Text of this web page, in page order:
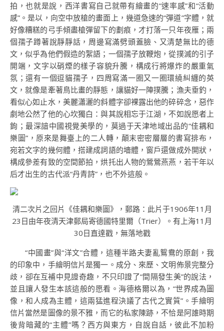
拍，也就是說，西洋書寫自己就帶有繪畫的“速率感”和“活動
感”。是以，向空中放槍的畫面上，幾道急速的“彈道”字體，就
好像糟糕的弓手傾盡槍彈留下的劃痕，才打落一只年夜雁；兩
個孺子蹲著說靜靜話，周邊寫滿劈頭蓋臉、又清楚無比的德
文，似乎為他們假造的絮語；一個孺子放鞭炮，從撲滅的引子
開端，文字以硝煙的樣子容貌升騰，構成行將爆炸的嚴重氣
氛；還有一個逗貓孺子，四周寫滿一圈又一圈環繞糾纏的英
文，就像是牽著鳥比畫的靜態，讓貓好一陣撲騰；漁夫垂釣，
看似心如止水，美麗瀟灑的斜體字卻裸露出他的碎碎念，惡作
劇地公然了他的心坎獨白：與其說相忘于江湖，不如說愿者上
鉤；最深諳中國視覺美學的，莫過于天津地域出品的“佳耦和
樂圖”，原來是舞臺上的二人轉，顛末密密層層的書寫排布，
宛若文字的幾何體，搭建成詞語的墻體，窗戶還做成外開狀，
構成參差有致的空間節拍，烘托出人物的鶯鶯燕燕，若干年以
后才出生的古代派“丹青詩”，也不外這般。
清二次片之回片《佳耦和樂圖》，郵路：此片于1906年11月
23日由年夜清天津郵局寄德國特里爾（Trier）。有上海11月
30日直達戳，無落地戳
“中國畫”與“洋文”合體，這種半路夫妻亂鴛鴦的原創，我
的印象中，手繪明信片是獨一。成分、來歷、文明佈景完整分
歧，卻在互補中見證奇趣，不只印證了“間隔發生美”的說法，
並且讓人發生本該這般的愿看。海德格爾以為，“世界成為圖
像，和人成為主體，這兩猛進程決議了古代之實質”。手繪明
信片當然是圖像的景不雅，而它的私家陳跡，不恰是阿誰時期
後背暗藏的“主體”嗎？西方與東方，自說自話，彼此不加粉